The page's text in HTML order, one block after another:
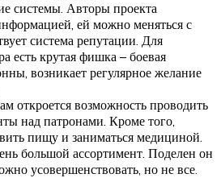
системы. Авторы проекта
ей можно меняться с
система репутации. Для
есть крутая фишка – боевая
возникает регулярное желание
откроется возможность проводить
над патронами. Кроме того,
пищу и заниматься медициной.
большой ассортимент. Поделен он
усовершенствовать, но не все.